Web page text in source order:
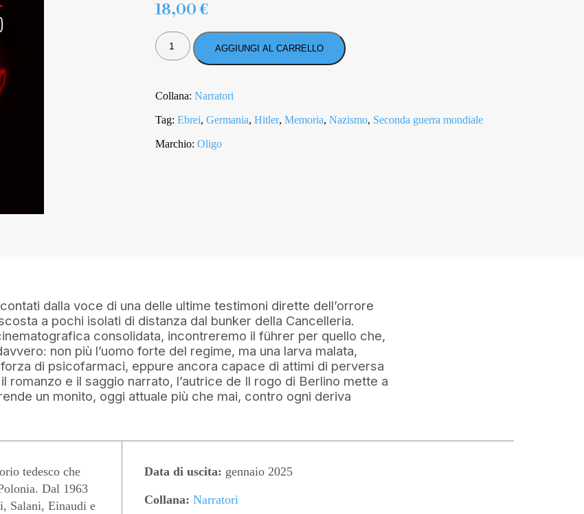
18,00€
HITLER.
MAI
PRIMA
QUANTITÀ
AGGIUNGI AL CARRELLO
Collana: Narratori
Tag: Ebrei, Germania, Hitler, Memoria, Nazismo, Seconda guerra mondiale
Marchio: Oligo
dalla voce di una delle ultime testimoni dirette dell’orrore
a pochi isolati di distanza dal bunker della Cancelleria.
consolidata, incontreremo il führer per quello che,
non più l’uomo forte del regime, ma una larva malata,
di psicofarmaci, eppure ancora capace di attimi di perversa
romanzo e il saggio narrato, l’autrice de Il rogo di Berlino mette a
un monito, oggi attuale più che mai, contro ogni deriva
tedesco che
Dal 1963
Salani, Einaudi e
Data di uscita: gennaio 2025
Collana: Narratori